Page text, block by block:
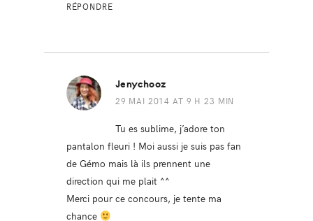
RÉPONDRE
Jenychooz
29 MAI 2014 AT 9 H 23 MIN
Tu es sublime, j’adore ton
pantalon fleuri ! Moi aussi je suis pas fan
de Gémo mais là ils prennent une
direction qui me plait ^^
Merci pour ce concours, je tente ma
chance